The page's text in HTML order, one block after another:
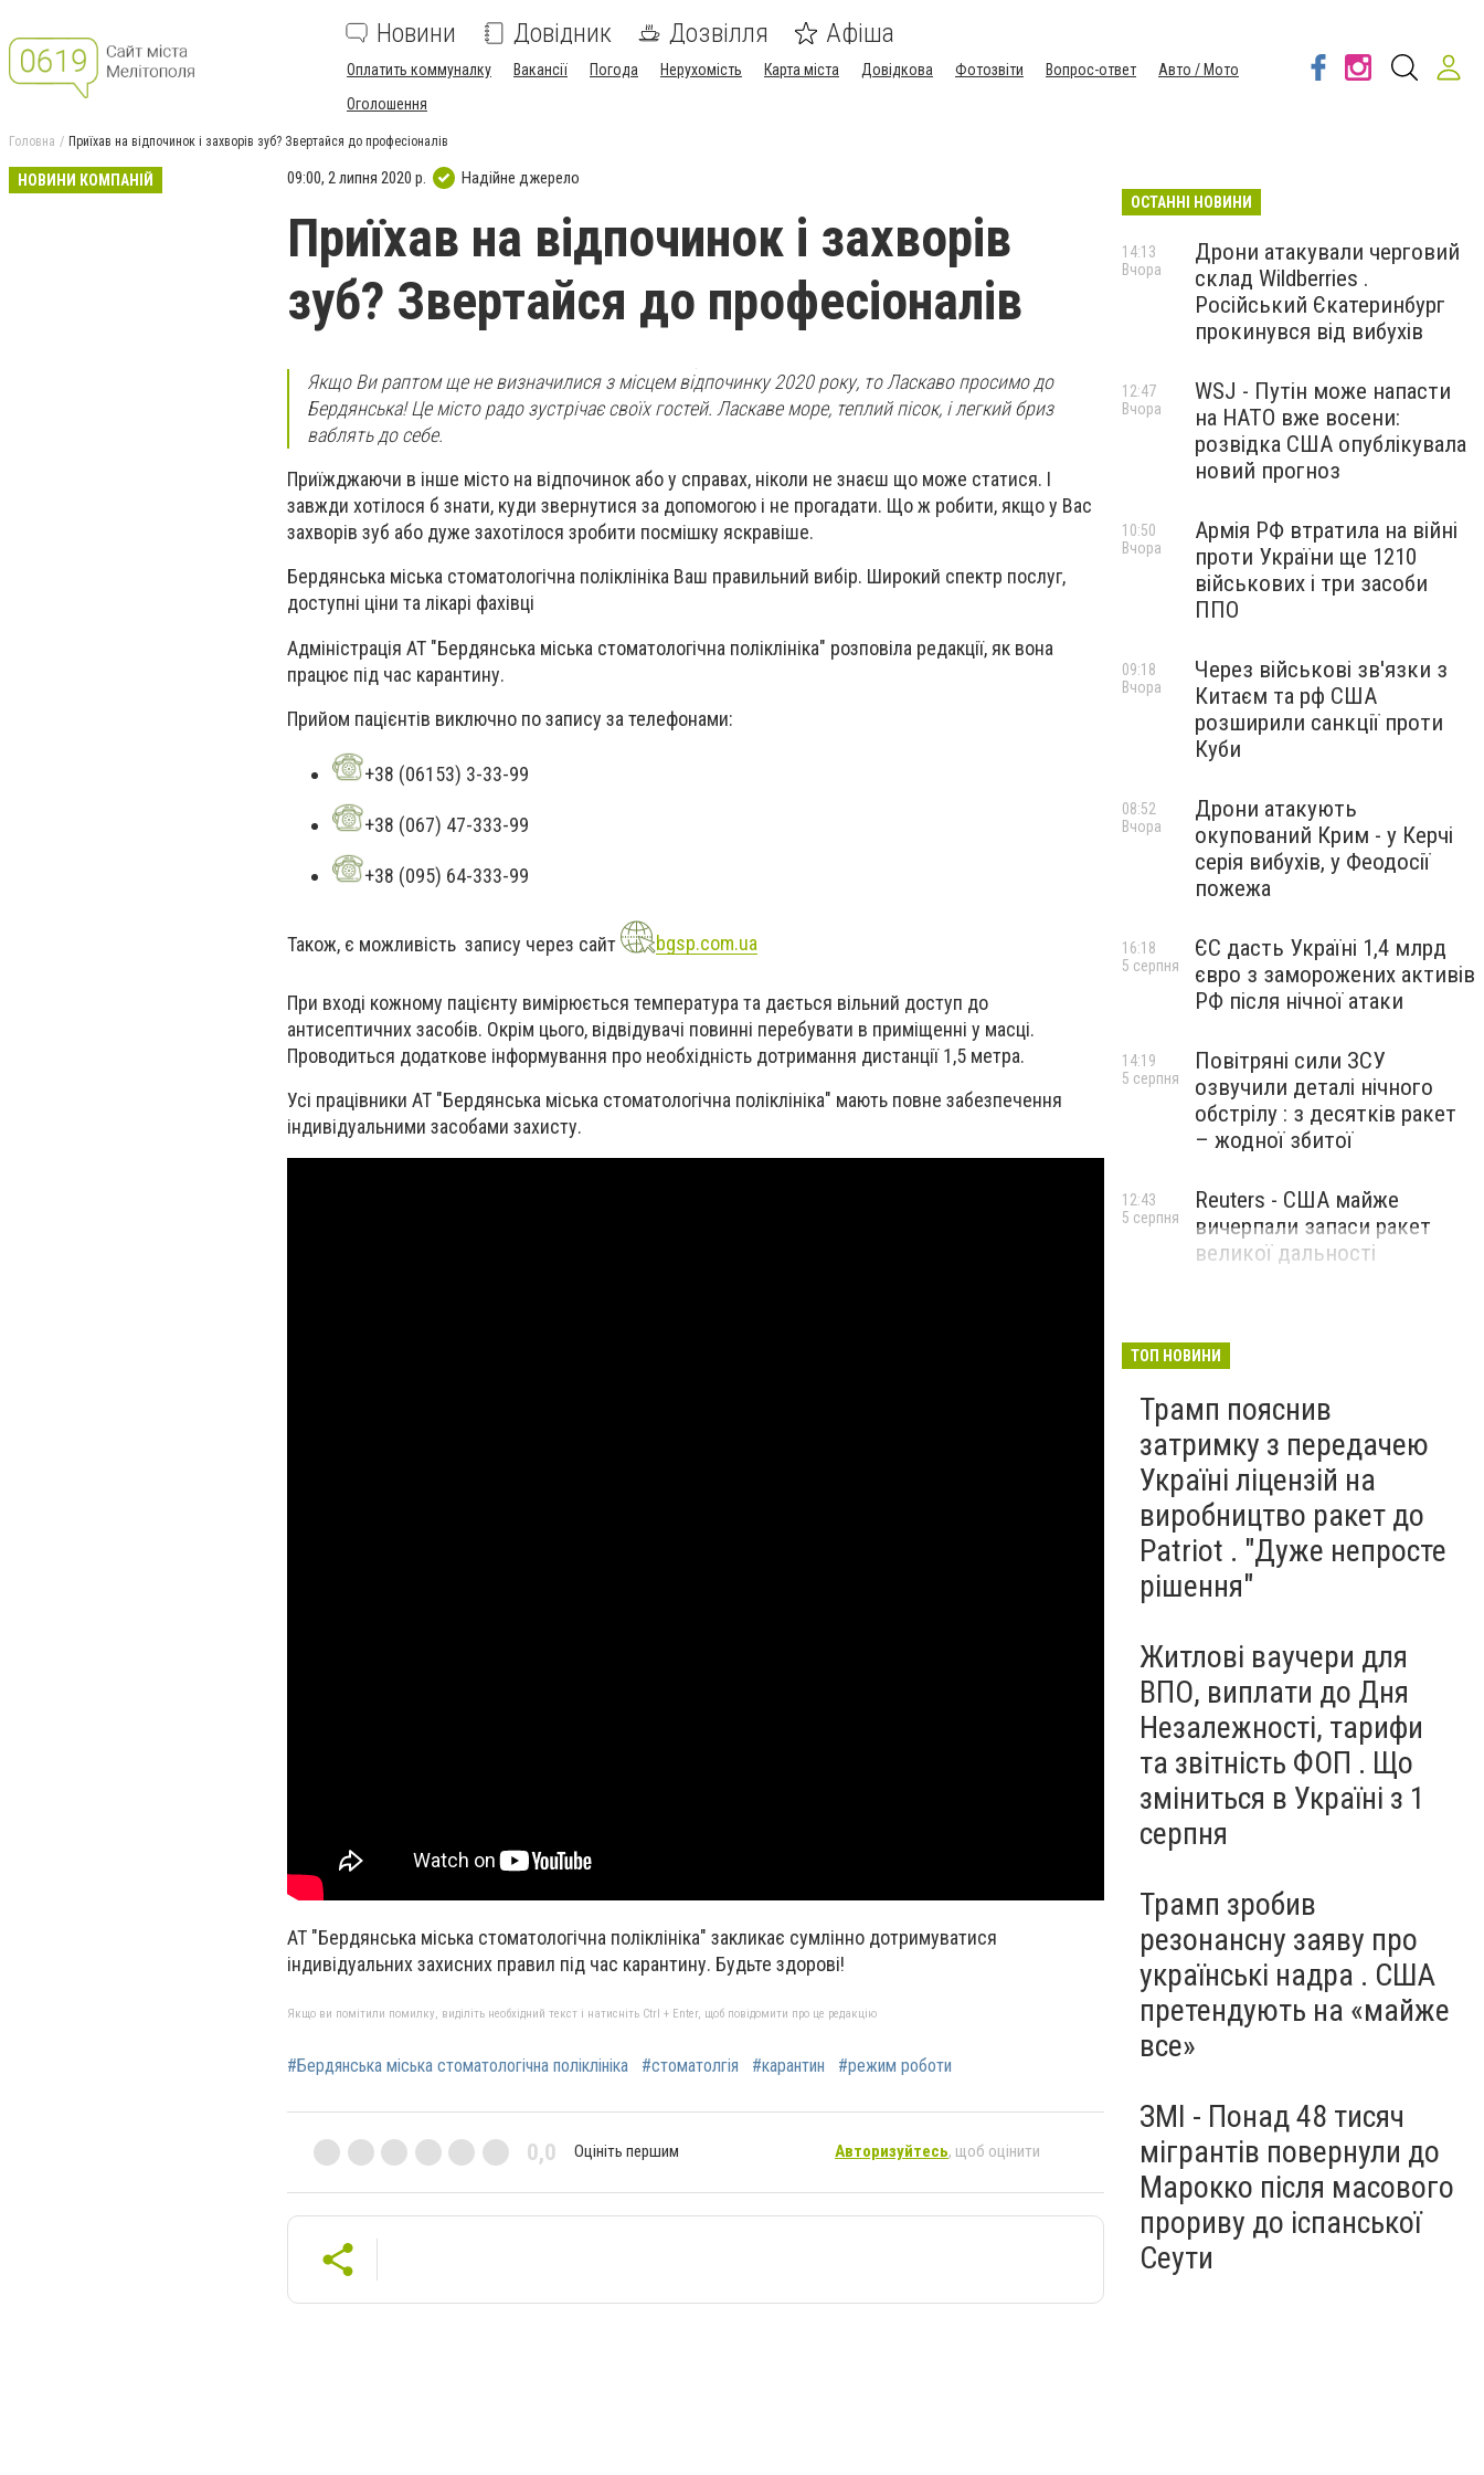
Новини Довідник Дозвілля Афіша
Оплатить коммуналку Вакансії Погода Нерухомість Карта міста Довідкова Фотозвіти Вопрос-ответ
Авто / Мото
Оголошення
Головна Приїхав на відпочинок і захворів зуб? Звертайся до професіоналів
НОВИНИ КОМПАНІЙ 09:00, 2 липня 2020 р. Надійне джерело
Приїхав на відпочинок і захворів
зуб? Звертайся до професіоналів
Якщо Ви раптом ще не визначилися з місцем відпочинку 2020 року, то Ласкаво просимо до
Бердянська! Це місто радо зустрічає своїх гостей. Ласкаве море, теплий пісок, і легкий бриз
ваблять до себе.
Приїжджаючи в інше місто на відпочинок або у справах, ніколи не знаєш що може статися. І
завжди хотілося б знати, куди звернутися за допомогою і не прогадати. Що ж робити, якщо у Вас
захворів зуб або дуже захотілося зробити посмішку яскравіше.
Бердянська міська стоматологічна поліклініка Ваш правильний вибір. Широкий спектр послуг,
доступні ціни та лікарі фахівці
Адміністрація АТ "Бердянська міська стоматологічна поліклініка" розповіла редакції, як вона
працює під час карантину.
Прийом пацієнтів виключно по запису за телефонами:
+38 (06153) 3-33-99
+38 (067) 47-333-99
+38 (095) 64-333-99
Також, є можливість запису через сайт bgsp.com.ua
При вході кожному пацієнту вимірюється температура та дається вільний доступ до
антисептичних засобів. Окрім цього, відвідувачі повинні перебувати в приміщенні у масці.
Проводиться додаткове інформування про необхідність дотримання дистанції 1,5 метра.
Усі працівники АТ "Бердянська міська стоматологічна поліклініка" мають повне забезпечення
індивідуальними засобами захисту.
АТ "Бердянська міська стоматологічна поліклініка" закликає сумлінно дотримуватися
індивідуальних захисних правил під час карантину. Будьте здорові!
Якщо ви помітили помилку, виділіть необхідний текст і натисніть Ctrl + Enter, щоб повідомити про це редакцію
#Бердянська міська стоматологічна поліклініка #стоматолгія #карантин #режим роботи
0,0 Оцініть першим Авторизуйтесь, щоб оцінити
ОСТАННІ НОВИНИ
Дрони атакували черговий
склад Wildberries .
Російський Єкатеринбург
прокинувся від вибухів
14:13
Вчора
WSJ - Путін може напасти
на НАТО вже восени:
розвідка США опублікувала
новий прогноз
12:47
Вчора
Армія РФ втратила на війні
проти України ще 1210
військових і три засоби
ППО
10:50
Вчора
Через військові зв'язки з
Китаєм та рф США
розширили санкції проти
Куби
09:18
Вчора
Дрони атакують
окупований Крим - у Керчі
серія вибухів, у Феодосії
пожежа
08:52
Вчора
ЄС дасть Україні 1,4 млрд
євро з заморожених активів
РФ після нічної атаки
16:18
5 серпня
Повітряні сили ЗСУ
озвучили деталі нічного
обстрілу : з десятків ракет
– жодної збитої
14:19
5 серпня
Reuters - США майже
вичерпали запаси ракет
великої дальності
12:43
5 серпня
ТОП НОВИНИ
Трамп пояснив
затримку з передачею
Україні ліцензій на
виробництво ракет до
Patriot . "Дуже непросте
рішення"
Житлові ваучери для
ВПО, виплати до Дня
Незалежності, тарифи
та звітність ФОП . Що
зміниться в Україні з 1
серпня
Трамп зробив
резонансну заяву про
українські надра . США
претендують на «майже
все»
ЗМІ - Понад 48 тисяч
мігрантів повернули до
Марокко після масового
прориву до іспанської
Сеути